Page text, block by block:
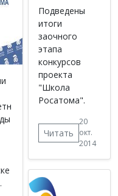
Подведены
итоги
заочного
этапа
конкурсов
проекта
"Школа
Росатома".
Читать
20
окт.
2014